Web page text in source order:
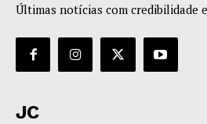
Últimas notícias com credibilidade
JC